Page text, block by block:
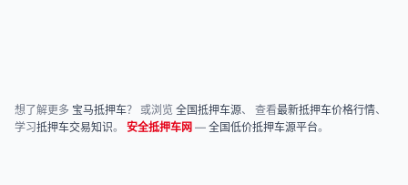
想了解更多 宝马抵押车？ 或浏览 全国抵押车源、 查看最新抵押车价格行情、
学习抵押车交易知识。 安全抵押车网 — 全国低价抵押车源平台。